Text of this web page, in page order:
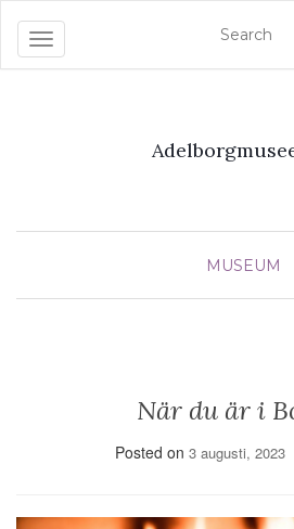
Toggle navigation
MUSEUM
När du är i
Posted on 3 augusti, 2023